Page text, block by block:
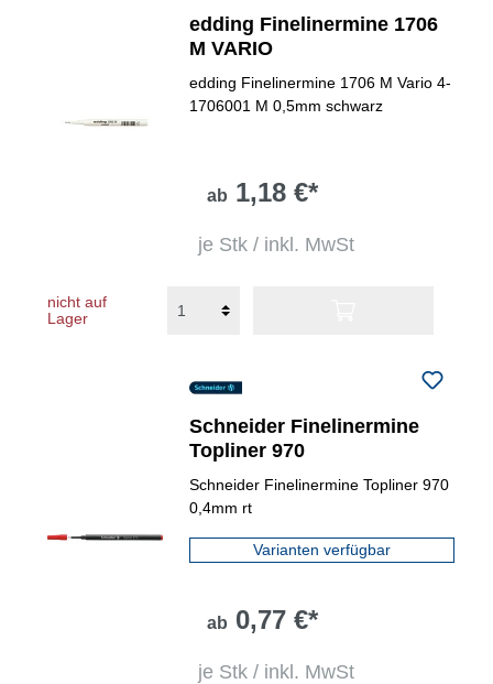
edding Finelinermine 1706
M VARIO
edding Finelinermine 1706 M Vario 4-
1706001 M 0,5mm schwarz
ab 1,18 €*
je Stk / inkl. MwSt
nicht auf
Lager
Schneider Finelinermine
Topliner 970
Schneider Finelinermine Topliner 970
0,4mm rt
Varianten verfügbar
ab 0,77 €*
je Stk / inkl. MwSt